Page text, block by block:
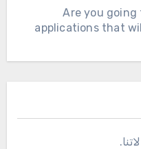
Are you going
applications that